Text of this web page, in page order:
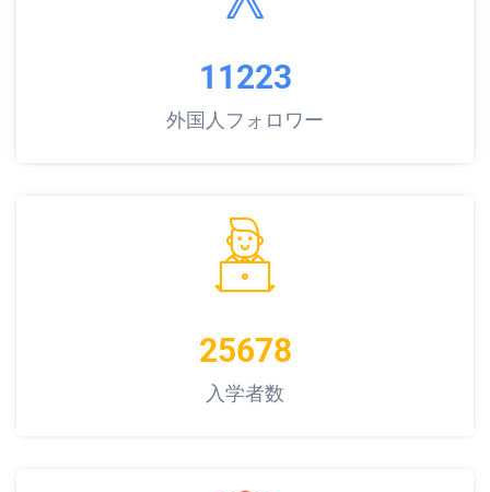
11223
外国人フォロワー
25678
入学者数